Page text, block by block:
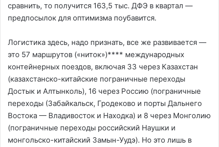
сравнить, то получится 163,5 тыс. ДФЭ в квартал —
предпосылок для оптимизма поубавится.
Логистика здесь, надо признать, все же развивается —
это 57 маршрутов («ниток»)**** международных
контейнерных поездов, включая 33 через Казахстан
(казахстанско-китайские пограничные переходы
Достык и Алтынколь), 16 через Россию (пограничные
переходы (Забайкальск, Гродеково и порты Дальнего
Востока — Владивосток и Находка) и 8 через Монголию
(пограничные переходы российский Наушки и
монгольско-китайский Замын-Уудэ). Но это лишь в